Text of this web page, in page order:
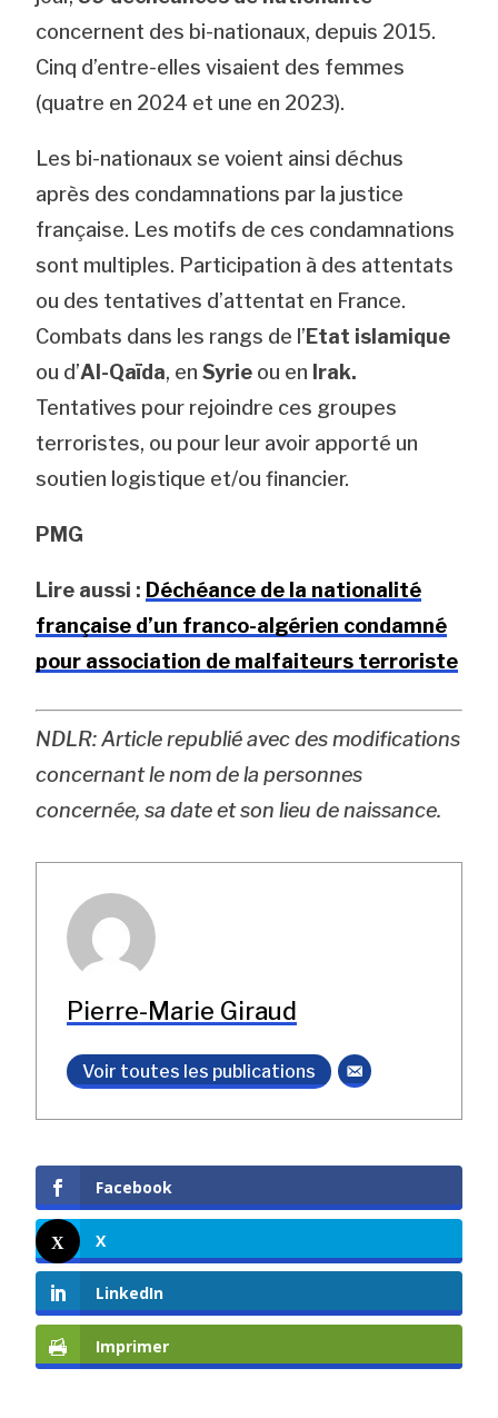
concernent des bi-nationaux, depuis 2015.
Cinq d’entre-elles visaient des femmes
(quatre en 2024 et une en 2023).
Les bi-nationaux se voient ainsi déchus
après des condamnations par la justice
française. Les motifs de ces condamnations
sont multiples. Participation à des attentats
ou des tentatives d’attentat en France.
Combats dans les rangs de l’Etat islamique
ou d’Al-Qaïda, enSyrie ou en Irak.
Tentatives pour rejoindre ces groupes
terroristes, ou pour leur avoir apporté un
soutien logistique et/ou financier.
PMG
Lire aussi : Déchéance de la nationalité
française d’un franco-algérien condamné
pour association de malfaiteurs terroriste
NDLR: Article republié avec des modifications
concernant le nom de la personnes
concernée, sa date et son lieu de naissance.
Pierre-Marie Giraud
Voir toutes les publications
Facebook
X
LinkedIn
Imprimer